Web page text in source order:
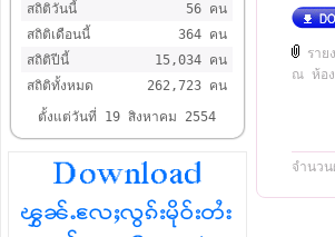
สถิติวันนี้
56 คน
สถิติเดือนนี้
364 คน
สถิติปีนี้
15,034 คน
สถิติทั้งหมด
262,723 คน
ตั้งแต่วันที่ 19 สิงหาคม 2554
รา
ณ ห้อง
จำนว